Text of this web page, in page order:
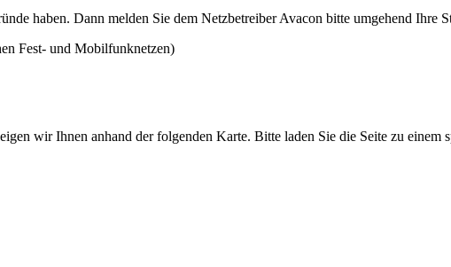
haben. Dann melden Sie dem Netzbetreiber Avacon bitte umgehend Ihre
Fest- und Mobilfunknetzen)
wir Ihnen anhand der folgenden Karte. Bitte laden Sie die Seite zu einem